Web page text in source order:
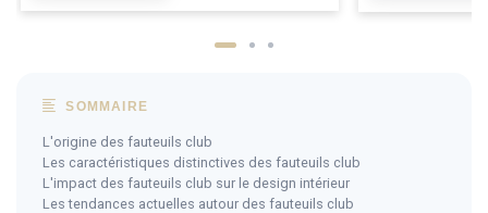
SOMMAIRE
L'origine des fauteuils club
Les caractéristiques distinctives des fauteuils club
L'impact des fauteuils club sur le design intérieur
Les tendances actuelles autour des fauteuils club